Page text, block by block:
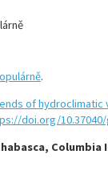
.
of
doi.org/
Columbia